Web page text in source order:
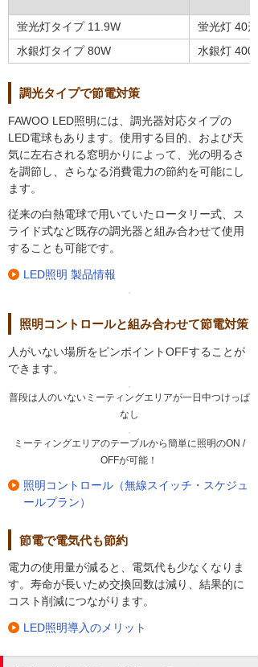
蛍光灯タイプ 11.9W
蛍光灯 40形
水銀灯タイプ 80W
水銀灯 400W
調光タイプで節電対策
FAWOO LED照明には、調光器対応タイプの
LED電球もあります。使用する目的、および天
気に左右される窓明かりによって、光の明るさ
を調節し、さらなる消費電力の節約を可能にし
ます。
従来の白熱電球で用いていたロータリー式、ス
ライド式など既存の調光器と組み合わせて使用
することも可能です。
LED照明 製品情報
照明コントロールと組み合わせて節電対策
人がいない場所をピンポイントOFFすることが
できます。
普段は人のいないミーティングエリアが一日中つけっぱ
なし
ミーティングエリアのテーブルから簡単に照明のON /
OFFが可能！
照明コントロール（無線スイッチ・スケジュ
ールプラン）
節電で電気代も節約
電力の使用量が減ると、電気代も少なくなりま
す。寿命が長いため交換回数は減り、結果的に
コスト削減につながります。
LED照明導入のメリット